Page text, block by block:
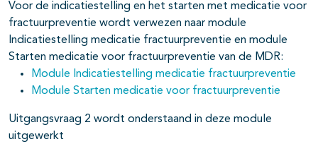
open- en dichtklappen
Voor de indicatiestelling en het starten met medicatie voor
fractuurpreventie wordt verwezen naar module
Indicatiestelling medicatie fractuurpreventie en module
Starten medicatie voor fractuurpreventie van de MDR:
Module Indicatiestelling medicatie fractuurpreventie
Module Starten medicatie voor fractuurpreventie
Uitgangsvraag 2 wordt onderstaand in deze module
uitgewerkt